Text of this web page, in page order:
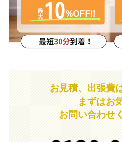
お見積、出張費
まずはお
お問い合わせ